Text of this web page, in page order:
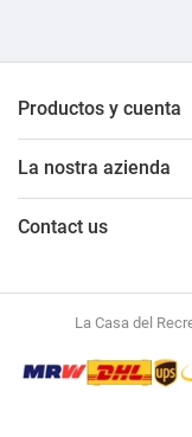
Productos y cuenta
La nostra azienda
Contact us
La Casa del